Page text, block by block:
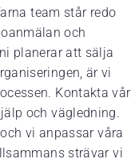
team står redo
och
planerar att sälja
är vi
Kontakta vår
och vägledning.
vi anpassar våra
strävar vi